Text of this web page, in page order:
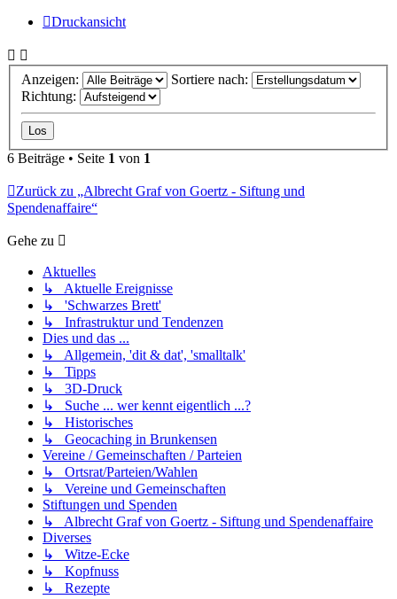
Druckansicht
Anzeigen:
Sortiere nach:
Richtung:
6 Beiträge • Seite 1 von 1
Zurück zu „Albrecht Graf von Goertz - Siftung und
Spendenaffaire“
Gehe zu
Aktuelles
↳ Aktuelle Ereignisse
↳ 'Schwarzes Brett'
↳ Infrastruktur und Tendenzen
Dies und das ...
↳ Allgemein, 'dit & dat', 'smalltalk'
↳ Tipps
↳ 3D-Druck
↳ Suche ... wer kennt eigentlich ...?
↳ Historisches
↳ Geocaching in Brunkensen
Vereine / Gemeinschaften / Parteien
↳ Ortsrat/Parteien/Wahlen
↳ Vereine und Gemeinschaften
Stiftungen und Spenden
↳ Albrecht Graf von Goertz - Siftung und Spendenaffaire
Diverses
↳ Witze-Ecke
↳ Kopfnuss
↳ Rezepte